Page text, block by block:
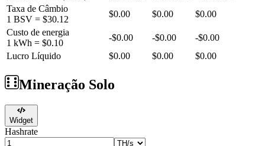
Taxa de Câmbio
1 BSV = $30.12
$0.00 $0.00
$0.00
Custo de energia
1 kWh = $0.10
-$0.00 -$0.00 -$0.00
Lucro Líquido
$0.00 $0.00 $0.00
Mineração Solo
Widget
Hashrate